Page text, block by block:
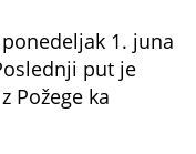
1. juna
put je
Požege ka